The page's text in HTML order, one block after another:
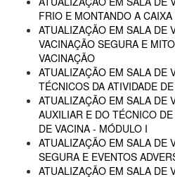
FRIO E MONTANDO A
ATUALIZAÇÃO EM SALA DE
VACINAÇÃO SEGURA E
VACINAÇÃO
ATUALIZAÇÃO EM SALA DE
TÉCNICOS DA ATIVIDADE
ATUALIZAÇÃO EM SALA DE
AUXILIAR E DO TÉCNICO
DE VACINA - MÓDULO I
ATUALIZAÇÃO EM SALA DE
SEGURA E EVENTOS
ATUALIZAÇÃO EM SALA DE